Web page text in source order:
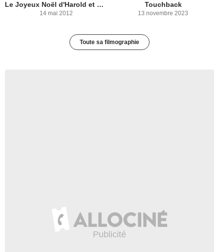
Le Joyeux Noël d'Harold et Kumar
14 mai 2012
Touchback
13 novembre 2023
Toute sa filmographie